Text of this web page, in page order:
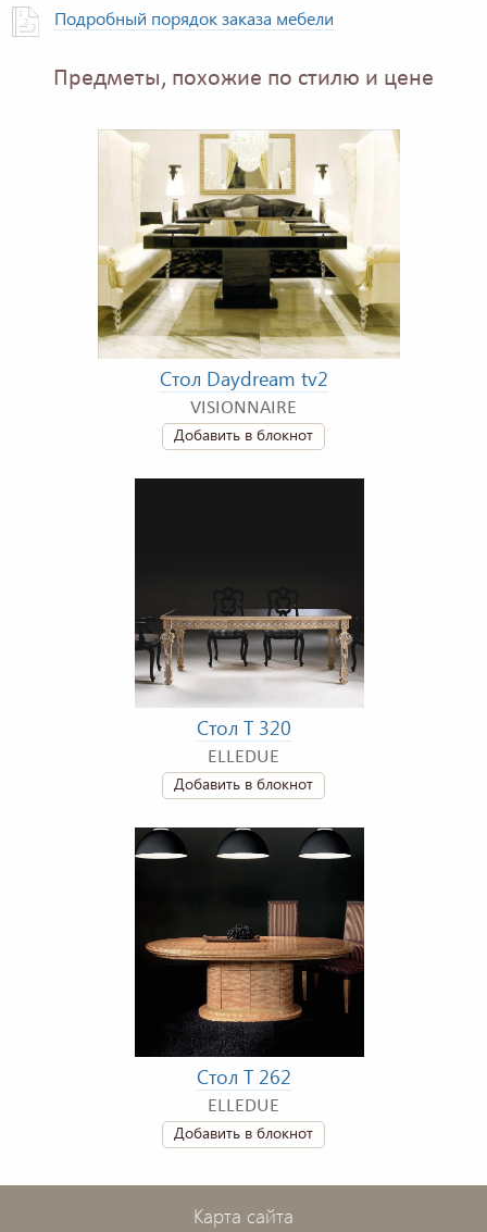
Подробный порядок заказа мебели
Предметы, похожие по стилю и цене
Стол Daydream tv2
VISIONNAIRE
Добавить в блокнот
Стол T 320
ELLEDUE
Добавить в блокнот
Стол T 262
ELLEDUE
Добавить в блокнот
Карта сайта